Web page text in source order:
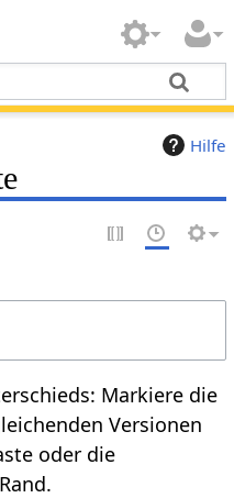
Hilfe
Markiere die
Versionen
oder die